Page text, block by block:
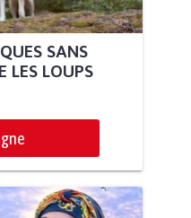
SANS
LES LOUPS